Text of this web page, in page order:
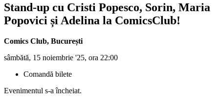
Stand-up cu Cristi Popesco, Sorin, Maria
Popovici și Adelina la ComicsClub!
Comics Club, București
sâmbătă, 15 noiembrie '25, ora 22:00
Comandă bilete
Evenimentul s-a încheiat.